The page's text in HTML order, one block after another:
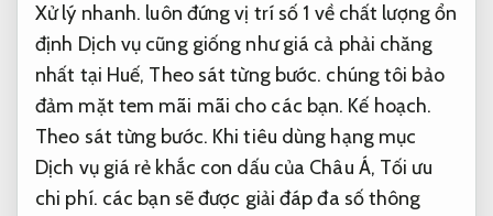
Xử lý nhanh. luôn đứng vị trí số 1 về chất lượng ổn
định Dịch vụ cũng giống như giá cả phải chăng
nhất tại Huế, Theo sát từng bước. chúng tôi bảo
đảm mặt tem mãi mãi cho các bạn. Kế hoạch.
Theo sát từng bước. Khi tiêu dùng hạng mục
Dịch vụ giá rẻ khắc con dấu của Châu Á, Tối ưu
chi phí. các bạn sẽ được giải đáp đa số thông